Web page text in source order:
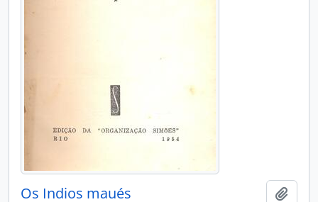
Os Indios maués